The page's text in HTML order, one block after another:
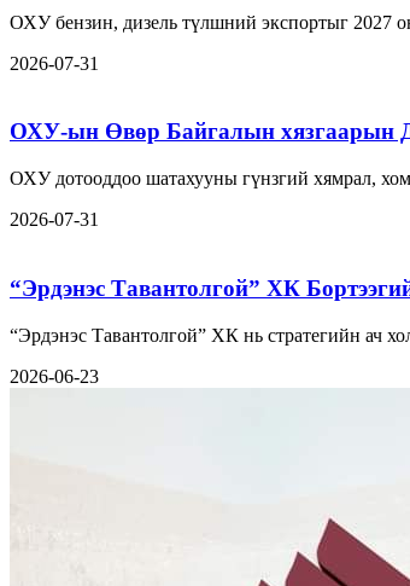
ОХУ бензин, дизель түлшний экспортыг 2027
2026-07-31
ОХУ-ын Өвөр Байгалын хязгаарын
ОХУ дотооддоо шатахууны гүнзгий хямрал,
2026-07-31
“Эрдэнэс Тавантолгой” ХК
“Эрдэнэс Тавантолгой” ХК нь стратегийн ач
2026-06-23